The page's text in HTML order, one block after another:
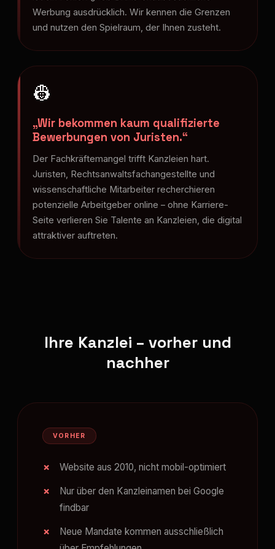
Werbung ausdrücklich. Wir kennen die Grenzen
und nutzen den Spielraum, der Ihnen zusteht.
👷
„Wir bekommen kaum qualifizierte
Bewerbungen von Juristen.“
Der Fachkräftemangel trifft Kanzleien hart.
Juristen, Rechtsanwaltsfachangestellte und
wissenschaftliche Mitarbeiter recherchieren
potenzielle Arbeitgeber online – ohne Karriere-
Seite verlieren Sie Talente an Kanzleien, die digital
attraktiver auftreten.
Ihre Kanzlei – vorher und
nachher
VORHER
Website aus 2010, nicht mobil-optimiert
Nur über den Kanzleinamen bei Google
findbar
Neue Mandate kommen ausschließlich